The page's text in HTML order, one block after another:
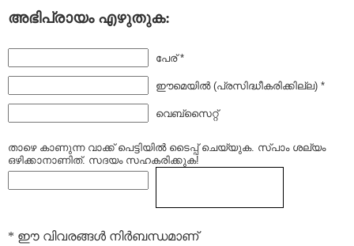
അഭിപ്രായം എഴുതുക:
പേര് *
ഈമെയില്‍ (പ്രസിദ്ധീകരിക്കില്ല) *
വെബ്സൈറ്റ്
താഴെ കാണുന്ന വാക്ക് പെട്ടിയില്‍ ടൈപ്പ്‌ ചെയ്യുക. സ്പാം ശല്യം
ഒഴിക്കാനാണിത്. സദയം സഹകരിക്കുക!
* ഈ വിവരങ്ങള്‍ നിര്‍ബന്ധമാണ്